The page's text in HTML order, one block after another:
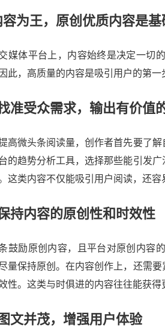
容为王，原创优质内容是基
媒体平台上，内容始终是决定一切
此，高质量的内容是吸引用户的第一
准受众需求，输出有价值
高微头条阅读量，创作者首先要了
的趋势分析工具，选择那些能引发
这类内容不仅能吸引用户阅读，还
持内容的原创性和时效性
鼓励原创内容，且平台对原创内容
量保持原创。在内容创作上，还需
性。这类与时俱进的内容往往能获
文并茂，增强用户体验